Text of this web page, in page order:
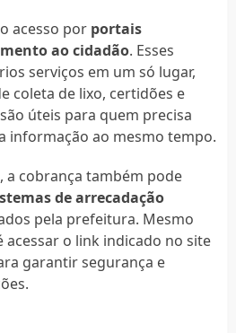
acesso por portais
ao cidadão. Esses
serviços em um só lugar,
coleta de lixo, certidões e
úteis para quem precisa
informação ao mesmo tempo.
a cobrança também pode
de arrecadação
pela prefeitura. Mesmo
acessar o link indicado no site
garantir segurança e